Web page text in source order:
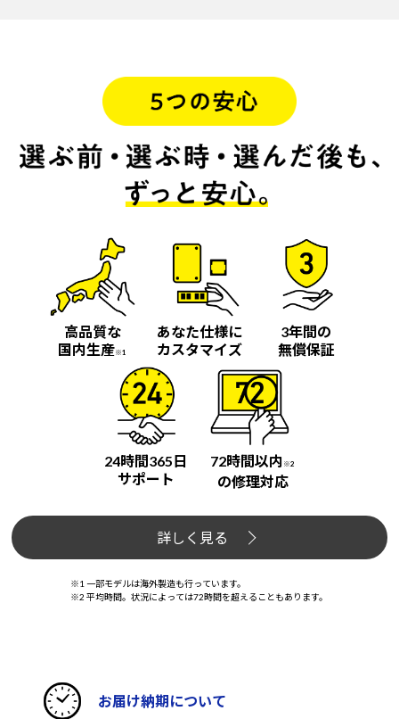
高品質な
国内生産※1
あなた仕様に
カスタマイズ
3年間の
無償保証
24時間365日
サポート
72時間以内 ※2
の修理対応
詳しく見る
※1 一部モデルは海外製造も行っています。
※2 平均時間。状況によっては72時間を超えることもあります。
お届け納期について